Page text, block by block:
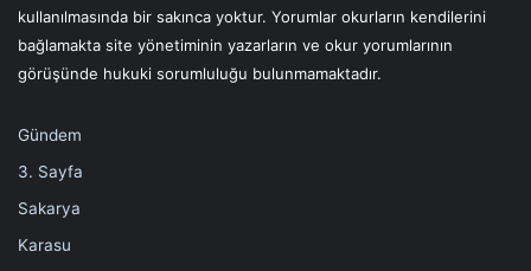
kullanılmasında bir sakınca yoktur. Yorumlar okurların kendilerini
bağlamakta site yönetiminin yazarların ve okur yorumlarının
görüşünde hukuki sorumluluğu bulunmamaktadır.
Gündem
3. Sayfa
Sakarya
Karasu